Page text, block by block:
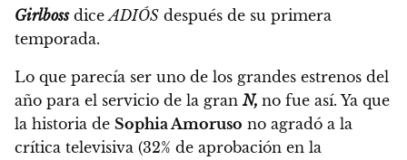
GirlbossdiceADIÓS después de su primera
temporada.
Lo que parecía ser uno de los grandes estrenos del
año para el servicio de la gran N, no fue así. Ya que
la historia de Sophia Amoruso no agradó a la
crítica televisiva (32% de aprobación en la